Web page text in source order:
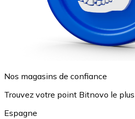
Nos magasins de confiance
Trouvez votre point Bitnovo le
Espagne